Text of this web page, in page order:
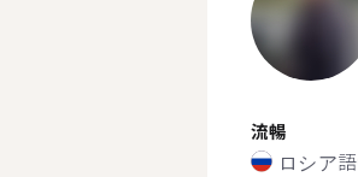
流暢
ロシア語